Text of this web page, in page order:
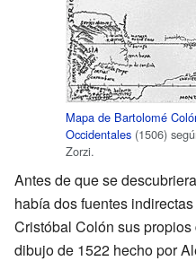
Mapa de Bartolomé
Occidentales (1506)
Zorzi.
Antes de que se
había dos fuentes
Cristóbal Colón sus
dibujo de 1522 hecho por